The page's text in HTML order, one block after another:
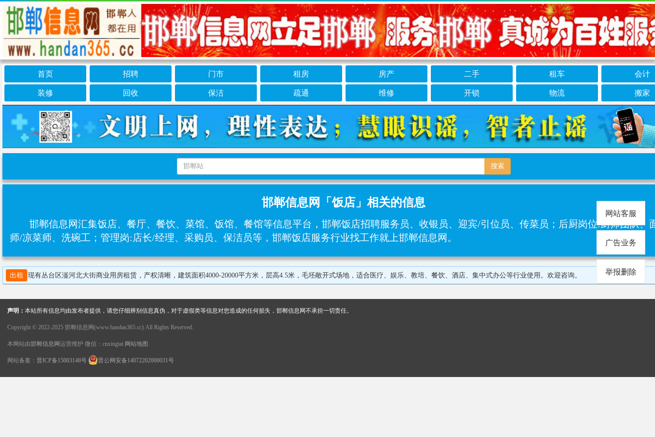
首页 招聘 门市 租房 房产 二手 租车 会计
装修 回收 保洁 疏通 维修 开锁 物流 搬家
搜索
邯郸信息网「饭店」相关的信息
邯郸信息网汇集饭店、餐厅、餐饮、菜馆、饭馆、餐馆等信息平台，邯郸饭店招聘服务员、收银员、迎宾/引位员、传菜员；后厨岗位:厨师团队、
师/凉菜师、‌洗碗工；管理岗:店长/经理、采购员、‌保洁员等，邯郸饭店服务行业找工作就上邯郸信息网。
出租 现有丛台区滏河北大街商业用房租赁，产权清晰，建筑面积4000-20000平方米，层高4.5米，毛坯敞开式场地，适合医疗、娱乐、教培、餐饮、酒店、集中式办公等行业使用。欢迎咨询。
声明： 本站所有信息均由发布者提供，请您仔细辨别信息真伪，对于虚假类等信息对您造成的任何损失，邯郸信息网不承担一切责任。
Copyright © 2022-2025 邯郸信息网(www.handan365.cc) All Rights Reserved.
本网站由邯郸信息网运营维护 微信：cnxingtai 网站地图
网站备案： 晋ICP备15003148号 晋公网安备14072202000031号
网站客服
广告业务
举报删除